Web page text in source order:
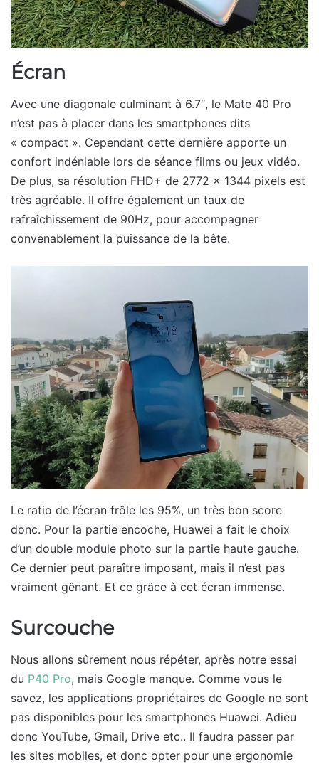
Écran
Avec une diagonale culminant à 6.7″, le Mate 40 Pro
n’est pas à placer dans les smartphones dits
« compact ». Cependant cette dernière apporte un
confort indéniable lors de séance films ou jeux vidéo.
De plus, sa résolution FHD+ de 2772 x 1344 pixels est
très agréable. Il offre également un taux de
rafraîchissement de 90Hz, pour accompagner
convenablement la puissance de la bête.
Le ratio de l’écran frôle les 95%, un très bon score
donc. Pour la partie encoche, Huawei a fait le choix
d’un double module photo sur la partie haute gauche.
Ce dernier peut paraître imposant, mais il n’est pas
vraiment gênant. Et ce grâce à cet écran immense.
Surcouche
Nous allons sûrement nous répéter, après notre essai
du P40 Pro, mais Google manque. Comme vous le
savez, les applications propriétaires de Google ne sont
pas disponibles pour les smartphones Huawei. Adieu
donc YouTube, Gmail, Drive etc.. Il faudra passer par
les sites mobiles, et donc opter pour une ergonomie